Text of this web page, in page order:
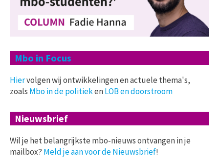
Mbo in Focus
Hiervolgen wij ontwikkelingen en actuele thema's,
zoals Mbo in de politiekenLOB en doorstroom
Nieuwsbrief
Wil je het belangrijkste mbo-nieuws ontvangen in je
mailbox? Meld je aan voor de Nieuwsbrief!